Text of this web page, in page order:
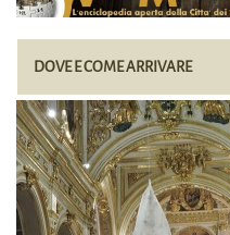
DOVE E COME ARRIVARE